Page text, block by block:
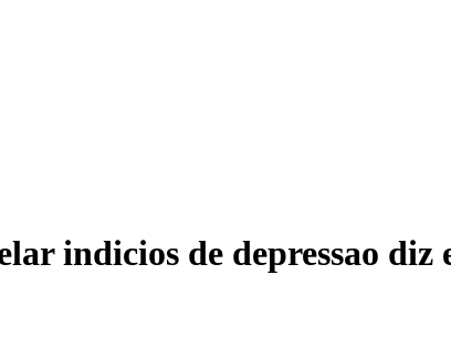
indicios de depressao diz